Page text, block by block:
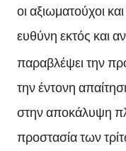
οι αξιωματούχοι
ευθύνη εκτός και
παραβλέψει την
την έντονη
στην αποκάλυψη
προστασία των